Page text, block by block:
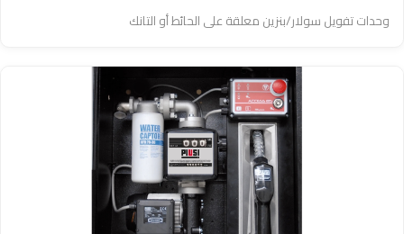
وحدات تفويل سولار/بنزين معلقة على الحائط أو التانك